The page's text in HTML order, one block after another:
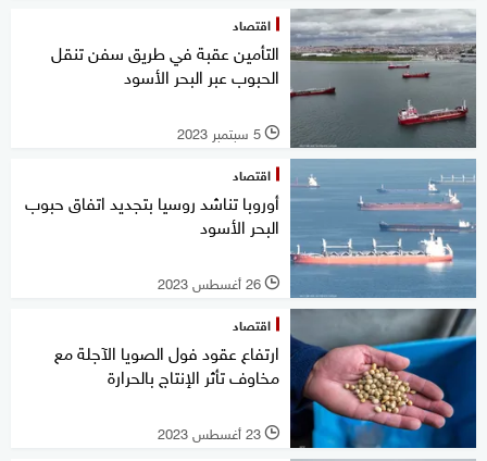
اقتصاد
التأمين عقبة في طريق سفن تنقل
الحبوب عبر البحر الأسود
l 5 سبتمبر 2023
اقتصاد
أوروبا تناشد روسيا بتجديد اتفاق حبوب
البحر الأسود
l 26 أغسطس 2023
اقتصاد
ارتفاع عقود فول الصويا الآجلة مع
مخاوف تأثر الإنتاج بالحرارة
l 23 أغسطس 2023